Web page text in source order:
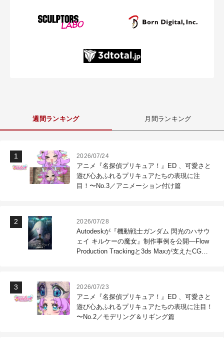
週間ランキング 月間ランキング
2026/07/24
アニメ『名探偵プリキュア！』ED 、可愛さと
遊び心あふれるプリキュアたちの表現に注
目！〜No.3／アニメーション付け篇
2026/07/28
Autodeskが『機動戦士ガンダム 閃光のハサウ
ェイ キルケーの魔女』制作事例を公開―Flow
Production Trackingと3ds Maxが支えたCG制
2026/07/23
アニメ『名探偵プリキュア！』ED 、可愛さと
遊び心あふれるプリキュアたちの表現に注目！
〜No.2／モデリング＆リギング篇